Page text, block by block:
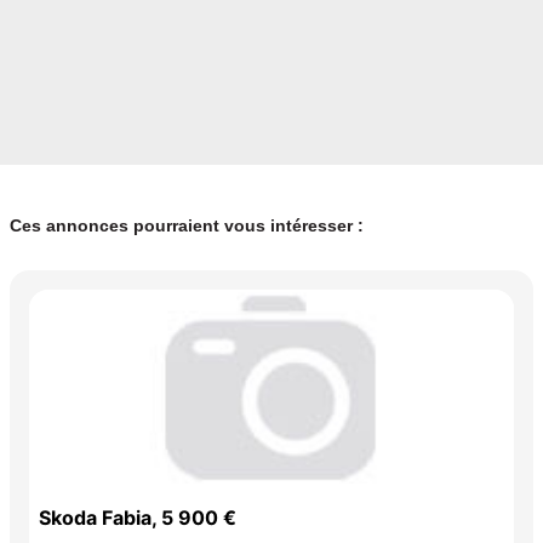
Ces annonces pourraient vous intéresser :
Skoda Fabia, 5 900 €